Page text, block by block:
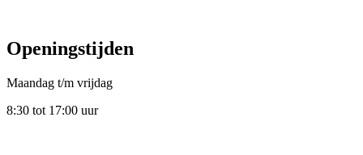
Openingstijden
Maandag t/m vrijdag
8:30 tot 17:00 uur